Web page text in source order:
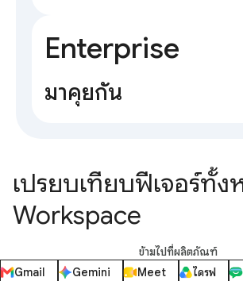
Enterprise
มาคุยกัน
เปรียบเทียบฟีเจอร์ทั้ง
Workspace
ข้ามไปที่ผลิตภัณฑ์
Gmail
Gemini Meet ไดรฟ์